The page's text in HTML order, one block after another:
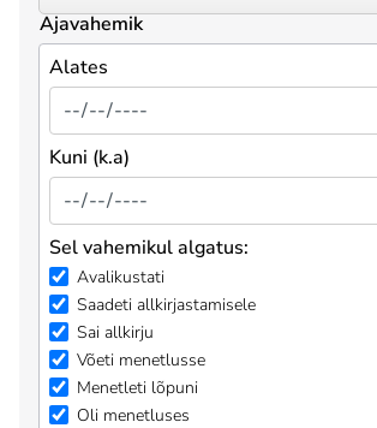
Ajavahemik
Alates
Kuni (k.a)
Sel vahemikul algatus:
Avalikustati
Saadeti allkirjastamisele
Sai allkirju
Võeti menetlusse
Menetleti lõpuni
Oli menetluses